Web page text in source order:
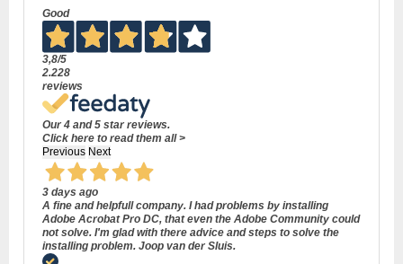
Good
3,8/5
2.228
reviews
Our 4 and 5 star reviews.
Click here to read them all >
Previous Next
3 days ago
A fine and helpfull company. I had problems by installing
Adobe Acrobat Pro DC, that even the Adobe Community could
not solve. I'm glad with there advice and steps to solve the
installing problem. Joop van der Sluis.